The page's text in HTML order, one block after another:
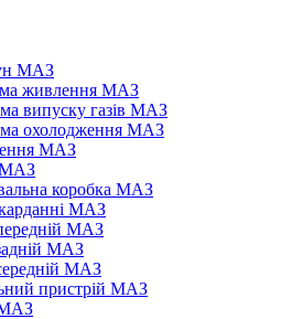
МАЗ
живлення МАЗ
випуску газів МАЗ
охолодження МАЗ
МАЗ
коробка МАЗ
МАЗ
МАЗ
МАЗ
МАЗ
пристрій МАЗ
МАЗ